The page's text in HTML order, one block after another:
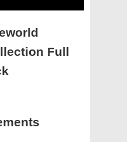
Full